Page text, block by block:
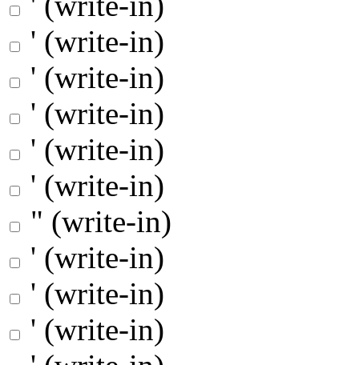
' (write-in)
' (write-in)
' (write-in)
' (write-in)
' (write-in)
" (write-in)
' (write-in)
' (write-in)
' (write-in)